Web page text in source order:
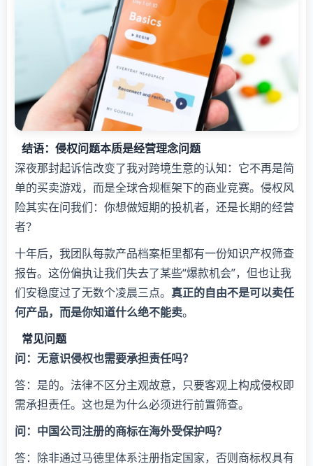
结语：侵权问题本质是经营理念问题
深夜那封起诉信改变了我对跨境生意的认知：它不再是简
单的买卖游戏，而是全球合规框架下的商业竞赛。侵权风
险其实在问我们：你想做短期的投机者，还是长期的经营
者？
十年后，我团队每款产品档案柜里都有一份知识产权筛查
报告。这份偏执让我们失去了某些“爆款机会”，但也让我
们安稳度过了无数个凌晨三点。​ ​真正的自由不是可以卖任
何产品，而是你知道什么绝不能卖​​。
常见问题
​问：无意识侵权也需要承担责任吗？​
答：是的。法律不区分主观故意，只要客观上构成侵权即
需承担责任。这也是为什么必须进行前置筛查。
​问：中国公司注册的商标在海外受保护吗？​
答：除非通过马德里体系注册指定国家，否则商标权具有